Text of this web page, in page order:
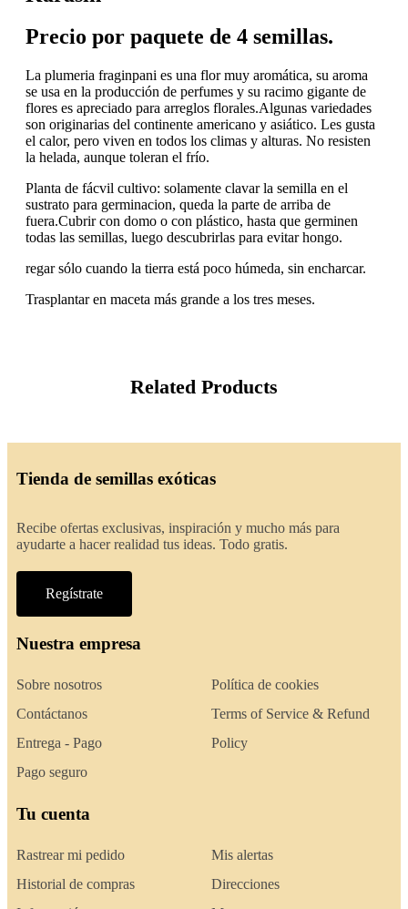
Precio por paquete de 4 semillas.
La plumeria fraginpani es una flor muy aromática, su aroma
se usa en la producción de perfumes y su racimo gigante de
flores es apreciado para arreglos florales.Algunas variedades
son originarias del continente americano y asiático. Les gusta
el calor, pero viven en todos los climas y alturas. No resisten
la helada, aunque toleran el frío.
Planta de fácvil cultivo: solamente clavar la semilla en el
sustrato para germinacion, queda la parte de arriba de
fuera.Cubrir con domo o con plástico, hasta que germinen
todas las semillas, luego descubrirlas para evitar hongo.
regar sólo cuando la tierra está poco húmeda, sin encharcar.
Trasplantar en maceta más grande a los tres meses.
Related Products
Tienda de semillas exóticas
Recibe ofertas exclusivas, inspiración y mucho más para
ayudarte a hacer realidad tus ideas. Todo gratis.
Regístrate
Nuestra empresa
Sobre nosotros
Contáctanos
Entrega - Pago
Pago seguro
Política de cookies
Terms of Service & Refund
Policy
Tu cuenta
Rastrear mi pedido
Historial de compras
Mis alertas
Direcciones